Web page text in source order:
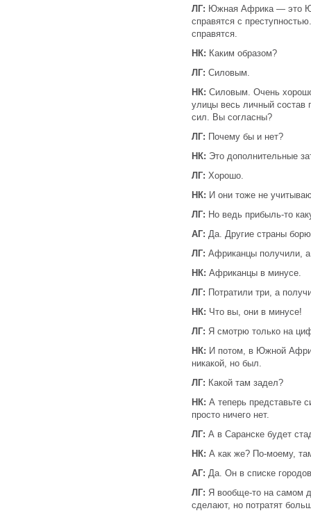
ЛГ: Южная Африка — это
справятся с
справятся.
НК: Каким образом?
ЛГ: Силовым.
НК: Силовым. Очень
улицы весь личный состав
сил. Вы согласны?
ЛГ: Почему бы и нет?
НК: Это дополнительные
ЛГ: Хорошо.
НК: И они тоже не
ЛГ: Но ведь прибыль-то
АГ: Да. Другие страны
ЛГ: Африканцы получили,
НК: Африканцы в минусе.
ЛГ: Потратили три, а
НК: Что вы, они в минусе!
ЛГ: Я смотрю только на
НК: И потом, в Южной
никакой, но был.
ЛГ: Какой там задел?
НК: А теперь представьте
просто ничего нет.
ЛГ: А в Саранске будет
НК: А как же? По-моему,
АГ: Да. Он в списке
ЛГ: Я вообще-то на самом
сделают, но потратят